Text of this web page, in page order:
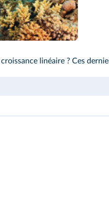
Getty
linéaire ? Ces